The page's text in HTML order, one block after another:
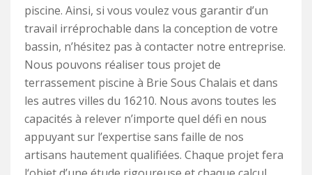
piscine. Ainsi, si vous voulez vous garantir d’un
travail irréprochable dans la conception de votre
bassin, n’hésitez pas à contacter notre entreprise.
Nous pouvons réaliser tous projet de
terrassement piscine à Brie Sous Chalais et dans
les autres villes du 16210. Nous avons toutes les
capacités à relever n’importe quel défi en nous
appuyant sur l’expertise sans faille de nos
artisans hautement qualifiées. Chaque projet fera